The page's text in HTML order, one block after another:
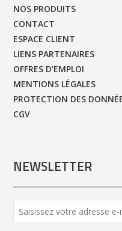
NOS PRODUITS
CONTACT
ESPACE CLIENT
LIENS PARTENAIRES
OFFRES D’EMPLOI
MENTIONS LÉGALES
PROTECTION DES
CGV
NEWSLETTER